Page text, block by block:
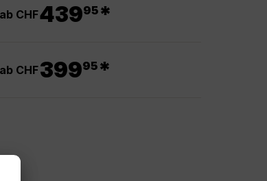
ab CHF43995 *
ab CHF39995 *